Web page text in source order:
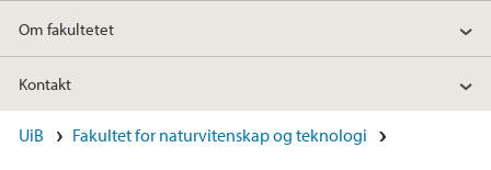
Om fakultetet
Kontakt
UiB Fakultet for naturvitenskap og teknologi